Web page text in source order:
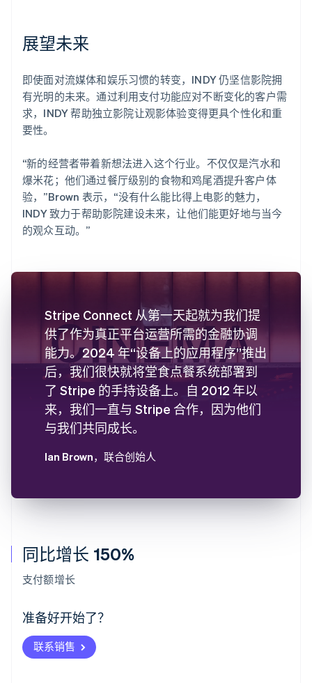
同比增长 150%
支付额增长
准备好开始了？
联系销售
展望未来
即使面对流媒体和娱乐习惯的转变，INDY 仍坚信影院拥
有光明的未来。通过利用支付功能应对不断变化的客户需
求，INDY 帮助独立影院让观影体验变得更具个性化和重
要性。
“新的经营者带着新想法进入这个行业。不仅仅是汽水和
爆米花；他们通过餐厅级别的食物和鸡尾酒提升客户体
验，”Brown 表示，“没有什么能比得上电影的魅力，
INDY 致力于帮助影院建设未来，让他们能更好地与当今
的观众互动。”
Stripe Connect 从第一天起就为我们提
供了作为真正平台运营所需的金融协调
能力。2024 年“设备上的应用程序”推出
后，我们很快就将堂食点餐系统部署到
了 Stripe 的手持设备上。自 2012 年以
来，我们一直与 Stripe 合作，因为他们
与我们共同成长。
Ian Brown，联合创始人
阿联酋
爱尔兰
爱沙尼亚
English
奥地利
Deutsch English